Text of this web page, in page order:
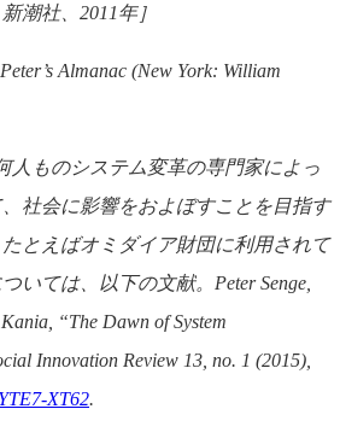
潮社、2011年］
Almanac (New York: William
人ものシステム変革の専門家によっ
社会に影響をおよぼすことを目指す
とえばオミダイア財団に利用されて
いては、以下の文献。Peter Senge,
“The Dawn of System
Innovation Review 13, no. 1 (2015),
XT62.